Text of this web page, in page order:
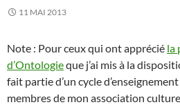
11 MAI 2013
Note : Pour ceux qui ont apprécié la
d’Ontologieque j’ai mis à la
fait partie d’un cycle
membres de mon association